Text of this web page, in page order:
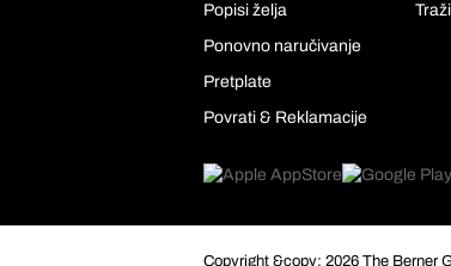
Popisi želja
Ponovno naručivanje
Pretplate
Povrati & Reklamacije
Copyright &copy; 2026 The Berner